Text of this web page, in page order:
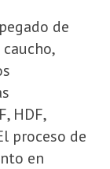
de
HDF,
proceso de
en